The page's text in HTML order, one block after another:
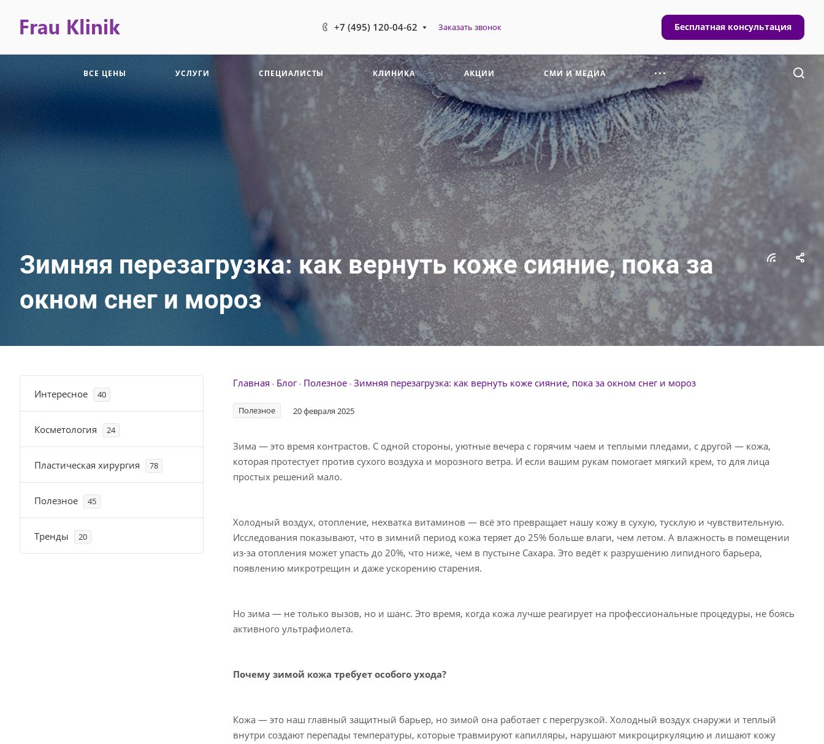
+7 (495) 120-04-62 Заказать звонок Бесплатная консультация
ВСЕ ЦЕНЫ УСЛУГИ СПЕЦИАЛИСТЫ КЛИНИКА АКЦИИ СМИ И МЕДИА
Зимняя перезагрузка: как вернуть коже сияние, пока за
окном снег и мороз
Главная Блог Полезное Зимняя перезагрузка: как вернуть коже сияние, пока за окном снег и мороз
Полезное 20 февраля 2025
Зима — это время контрастов. С одной стороны, уютные вечера с горячим чаем и теплыми пледами, с другой — кожа,
которая протестует против сухого воздуха и морозного ветра. И если вашим рукам помогает мягкий крем, то для лица
простых решений мало.
Холодный воздух, отопление, нехватка витаминов — всё это превращает нашу кожу в сухую, тусклую и чувствительную.
Исследования показывают, что в зимний период кожа теряет до 25% больше влаги, чем летом. А влажность в помещении
из-за отопления может упасть до 20%, что ниже, чем в пустыне Сахара. Это ведёт к разрушению липидного барьера,
появлению микротрещин и даже ускорению старения.
Но зима — не только вызов, но и шанс. Это время, когда кожа лучше реагирует на профессиональные процедуры, не боясь
активного ультрафиолета.
Почему зимой кожа требует особого ухода?
Кожа — это наш главный защитный барьер, но зимой она работает с перегрузкой. Холодный воздух снаружи и теплый
внутри создают перепады температуры, которые травмируют капилляры, нарушают микроциркуляцию и лишают кожу
Интересное 40
Косметология 24
Пластическая хирургия 78
Полезное 45
Тренды 20